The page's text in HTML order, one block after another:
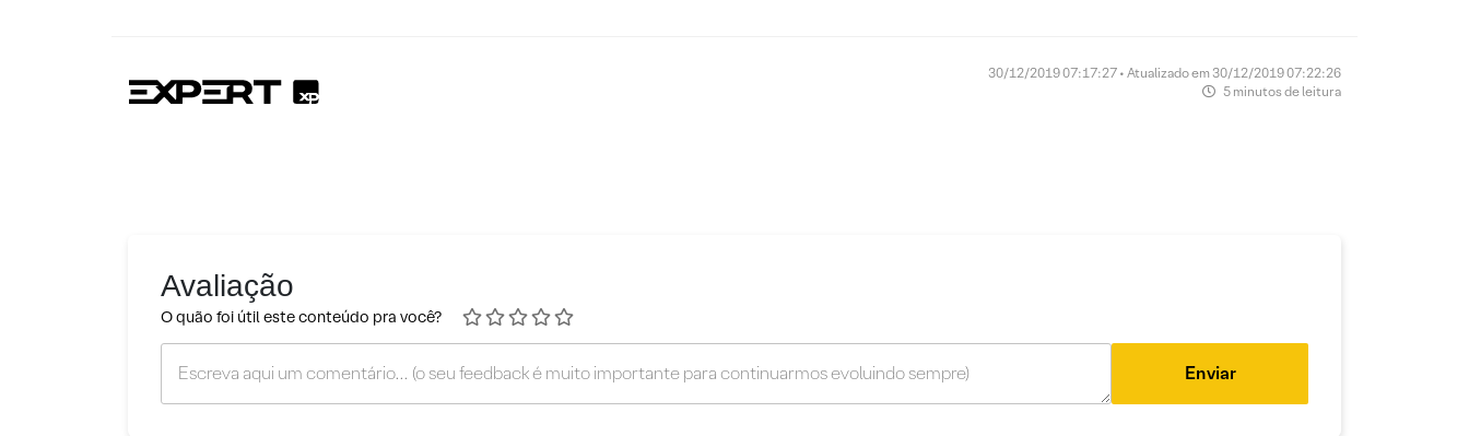
30/12/2019 07:17:27 • Atualizado em 30/12/2019 07:22:26
5 minutos de leitura
Avaliação
O quão foi útil este conteúdo pra você?
Enviar